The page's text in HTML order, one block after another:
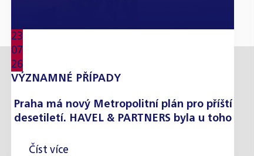
23
07
26
VÝZNAMNÉ PŘÍPADY
Praha má nový Metropolitní plán pro příští
desetiletí. HAVEL & PARTNERS byla u toho
Číst více